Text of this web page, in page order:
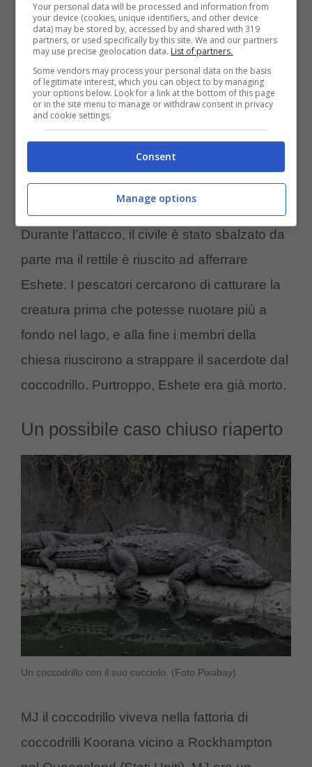
di Arba Minch.
Nel 2018, 80 persone sono scese al lago
per un battesimo di massa, ma è stata
battezzata solo una persona… perché le
cose sono andate terribilmente male.
Quando il vicario, Docho Eshete, stava per
battezzare il secondo individuo, un
coccodrillo è scattato fuori dall’acqua.
Durante l’attacco, il civile è stato sbalzato da
parte ma il rettile è riuscito ad afferrare
Eshete. I pescatori cercarono di catturare la
creatura prima che potesse nuotare più a
fondo nel lago, e alla fine i membri della
chiesa riuscirono a strappare il sacerdote dal
coccodrillo. Purtroppo, Eshete era già morto.
Un possibile caso chiuso riaperto
Un coccodrillo con il suo cucciolo. (Foto Pixabay)
MJ il coccodrillo viveva nella fattoria di
coccodrilli Koorana vicino a Rockhampton
Your personal data will be processed and information from
your device (cookies, unique identifiers, and other device
data) may be stored by, accessed by and shared with 319
partners, or used specifically by this site. We and our partners
may use precise geolocation data. List of partners.
Some vendors may process your personal data on the basis
of legitimate interest, which you can object to by managing
your options below. Look for a link at the bottom of this page
or in the site menu to manage or withdraw consent in privacy
and cookie settings.
Consent
Manage options